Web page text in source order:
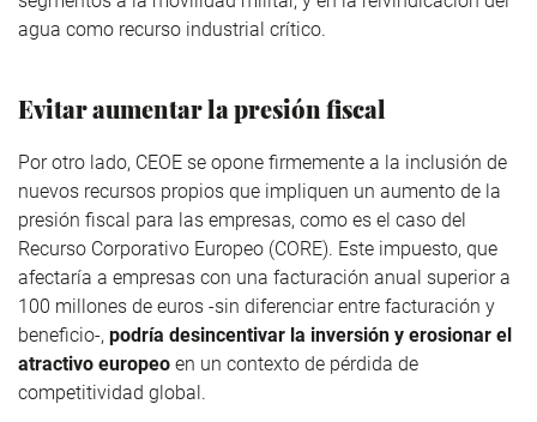
agua como recurso industrial crítico.
Evitar aumentar la presión fiscal
Por otro lado, CEOE se opone firmemente a la inclusión de
nuevos recursos propios que impliquen un aumento de la
presión fiscal para las empresas, como es el caso del
Recurso Corporativo Europeo (CORE). Este impuesto, que
afectaría a empresas con una facturación anual superior a
100 millones de euros -sin diferenciar entre facturación y
beneficio-, podría desincentivar la inversión y erosionar el
atractivo europeo en un contexto de pérdida de
competitividad global.